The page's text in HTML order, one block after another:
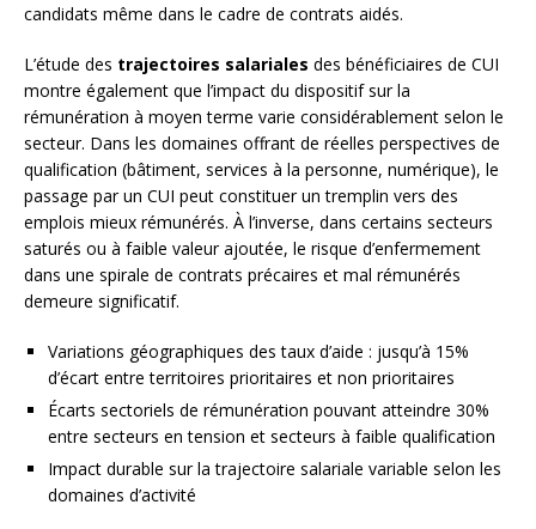
candidats même dans le cadre de contrats aidés.
L’étude des trajectoires salariales des bénéficiaires de CUI
montre également que l’impact du dispositif sur la
rémunération à moyen terme varie considérablement selon le
secteur. Dans les domaines offrant de réelles perspectives de
qualification (bâtiment, services à la personne, numérique), le
passage par un CUI peut constituer un tremplin vers des
emplois mieux rémunérés. À l’inverse, dans certains secteurs
saturés ou à faible valeur ajoutée, le risque d’enfermement
dans une spirale de contrats précaires et mal rémunérés
demeure significatif.
Variations géographiques des taux d’aide : jusqu’à 15%
d’écart entre territoires prioritaires et non prioritaires
Écarts sectoriels de rémunération pouvant atteindre 30%
entre secteurs en tension et secteurs à faible qualification
Impact durable sur la trajectoire salariale variable selon les
domaines d’activité